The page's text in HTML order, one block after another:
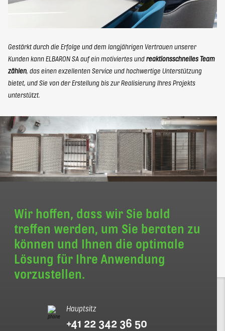
Gestärkt durch die Erfolge und dem langjährigen Vertrauen unserer
Kunden kann ELBARON SA auf ein motiviertes undreaktionsschnelles Team
zählen, das einen exzellenten Service und hochwertige Unterstützung
bietet, und Sie von der Erstellung bis zur Realisierung Ihres Projekts
unterstützt.
Wir hoffen, dass wir Sie bald
treffen werden, um Sie beraten zu
können und Ihnen die optimale
Lösung für Ihre Anwendung
vorzustellen.
Hauptsitz
+41 22 342 36 50